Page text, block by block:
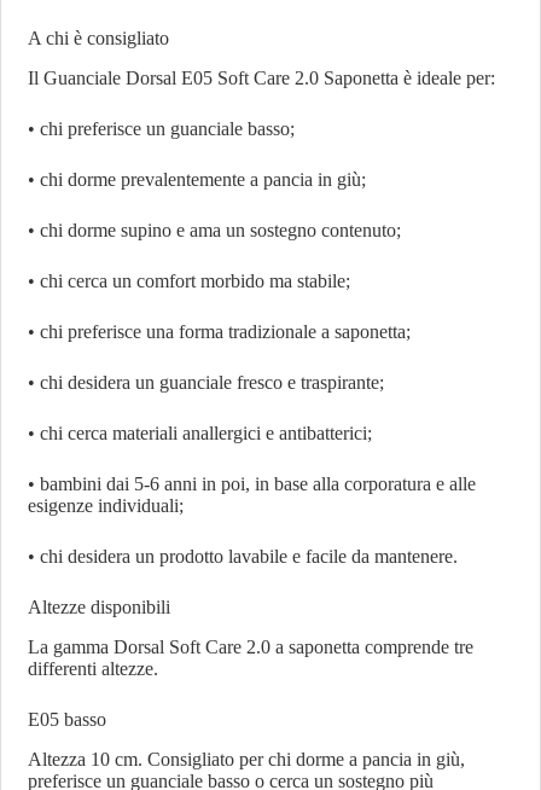
A chi è consigliato
Il Guanciale Dorsal E05 Soft Care 2.0 Saponetta è ideale per:
• chi preferisce un guanciale basso;
• chi dorme prevalentemente a pancia in giù;
• chi dorme supino e ama un sostegno contenuto;
• chi cerca un comfort morbido ma stabile;
• chi preferisce una forma tradizionale a saponetta;
• chi desidera un guanciale fresco e traspirante;
• chi cerca materiali anallergici e antibatterici;
• bambini dai 5-6 anni in poi, in base alla corporatura e alle
esigenze individuali;
• chi desidera un prodotto lavabile e facile da mantenere.
Altezze disponibili
La gamma Dorsal Soft Care 2.0 a saponetta comprende tre
differenti altezze.
E05 basso
Altezza 10 cm. Consigliato per chi dorme a pancia in giù,
preferisce un guanciale basso o cerca un sostegno più